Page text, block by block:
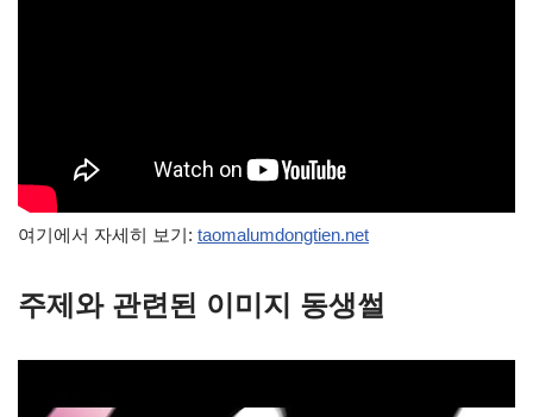
여기에서 자세히 보기: taomalumdongtien.net
주제와 관련된 이미지 동생썰